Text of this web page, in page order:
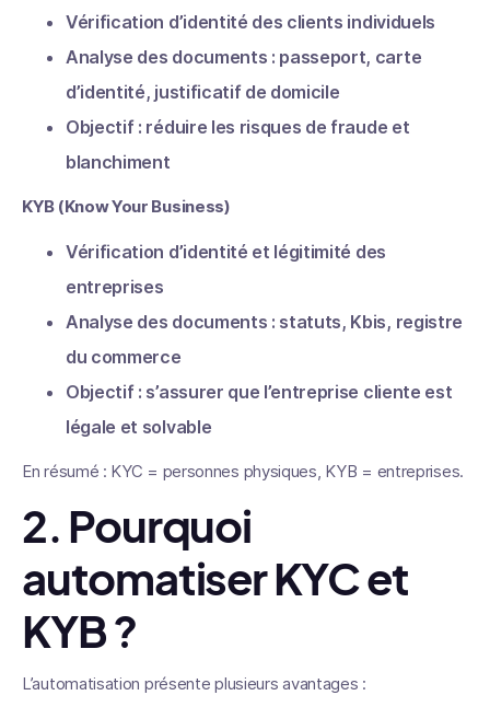
Vérification d’identité des clients individuels
Analyse des documents : passeport, carte
d’identité, justificatif de domicile
Objectif : réduire les risques de fraude et
blanchiment
KYB (Know Your Business)
Vérification d’identité et légitimité des
entreprises
Analyse des documents : statuts, Kbis, registre
du commerce
Objectif : s’assurer que l’entreprise cliente est
légale et solvable
En résumé : KYC = personnes physiques, KYB = entreprises.
2. Pourquoi
automatiser KYC et
KYB ?
L’automatisation présente plusieurs avantages :